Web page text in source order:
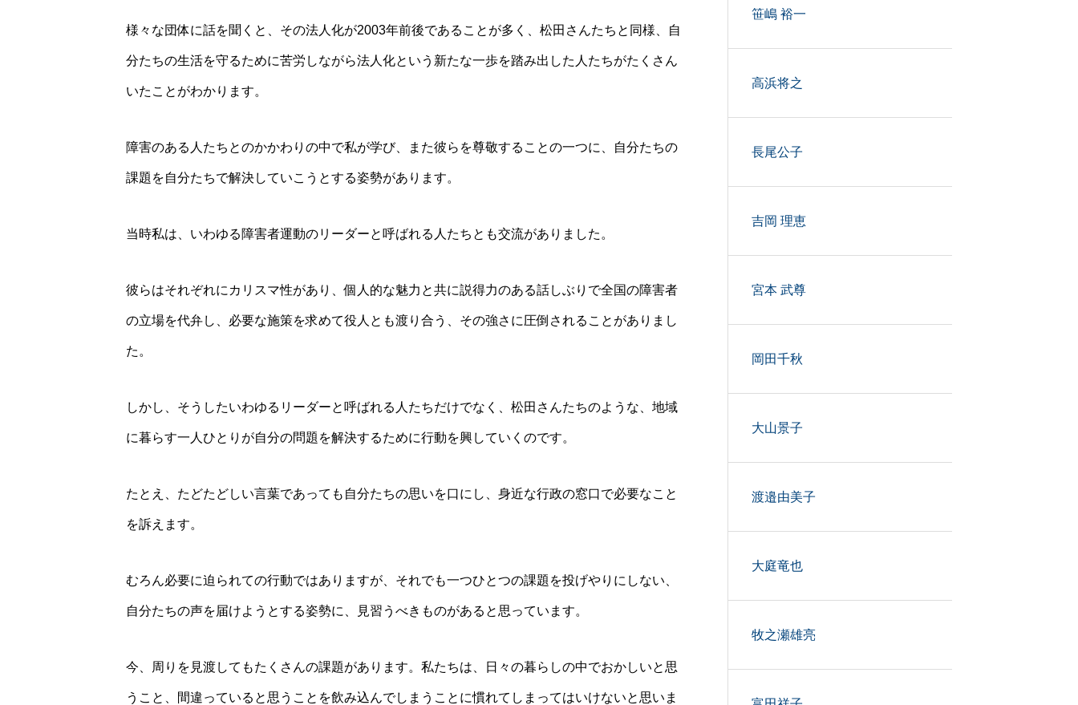
様々な団体に話を聞くと、その法人化が2003年前後であることが多く、松田さんたちと同様、自
分たちの生活を守るために苦労しながら法人化という新たな一歩を踏み出した人たちがたくさん
いたことがわかります。
障害のある人たちとのかかわりの中で私が学び、また彼らを尊敬することの一つに、自分たちの
課題を自分たちで解決していこうとする姿勢があります。
当時私は、いわゆる障害者運動のリーダーと呼ばれる人たちとも交流がありました。
彼らはそれぞれにカリスマ性があり、個人的な魅力と共に説得力のある話しぶりで全国の障害者
の立場を代弁し、必要な施策を求めて役人とも渡り合う、その強さに圧倒されることがありまし
た。
しかし、そうしたいわゆるリーダーと呼ばれる人たちだけでなく、松田さんたちのような、地域
に暮らす一人ひとりが自分の問題を解決するために行動を興していくのです。
たとえ、たどたどしい言葉であっても自分たちの思いを口にし、身近な行政の窓口で必要なこと
を訴えます。
むろん必要に迫られての行動ではありますが、それでも一つひとつの課題を投げやりにしない、
自分たちの声を届けようとする姿勢に、見習うべきものがあると思っています。
今、周りを見渡してもたくさんの課題があります。私たちは、日々の暮らしの中でおかしいと思
うこと、間違っていると思うことを飲み込んでしまうことに慣れてしまってはいけないと思いま
笹嶋 裕一
高浜将之
長尾公子
吉岡 理恵
宮本 武尊
岡田千秋
大山景子
渡邉由美子
大庭竜也
牧之瀬雄亮